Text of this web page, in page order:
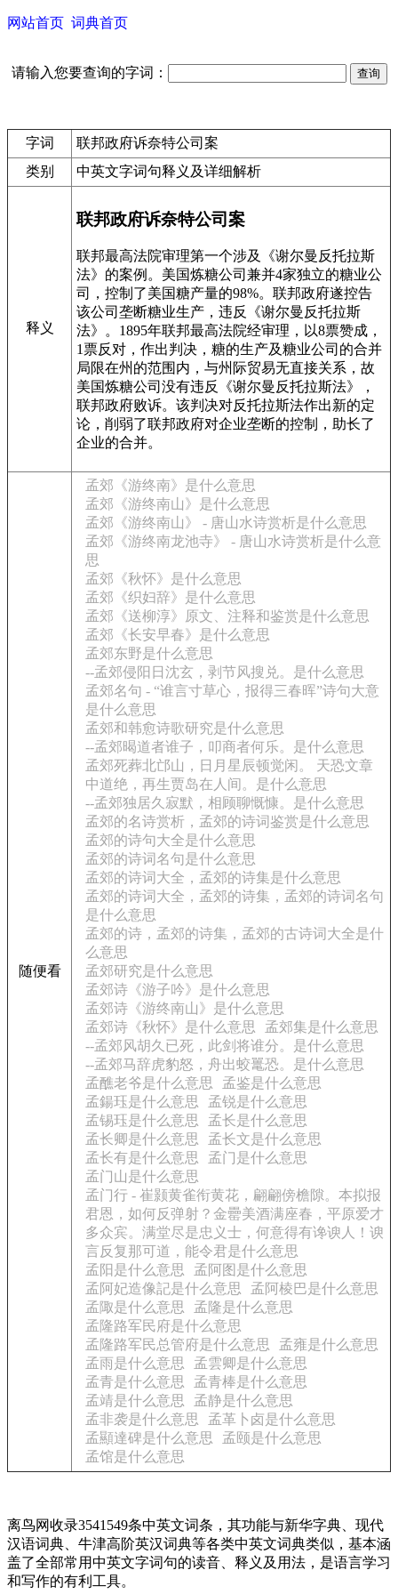
网站首页 词典首页
请输入您要查询的字词：
字词
联邦政府诉奈特公司案
类别
中英文字词句释义及详细解析
释义
联邦政府诉奈特公司案
联邦最高法院审理第一个涉及《谢尔曼反托拉斯
法》的案例。美国炼糖公司兼并4家独立的糖业公
司，控制了美国糖产量的98%。联邦政府遂控告
该公司垄断糖业生产，违反《谢尔曼反托拉斯
法》。1895年联邦最高法院经审理，以8票赞成，
1票反对，作出判决，糖的生产及糖业公司的合并
局限在州的范围内，与州际贸易无直接关系，故
美国炼糖公司没有违反《谢尔曼反托拉斯法》，
联邦政府败诉。该判决对反托拉斯法作出新的定
论，削弱了联邦政府对企业垄断的控制，助长了
企业的合并。
随便看
孟郊《游终南》是什么意思
孟郊《游终南山》是什么意思
孟郊《游终南山》 - 唐山水诗赏析是什么意思
孟郊《游终南龙池寺》 - 唐山水诗赏析是什么意
思
孟郊《秋怀》是什么意思
孟郊《织妇辞》是什么意思
孟郊《送柳淳》原文、注释和鉴赏是什么意思
孟郊《长安早春》是什么意思
孟郊东野是什么意思
--孟郊侵阳日沈玄，剥节风搜兑。是什么意思
孟郊名句 - “谁言寸草心，报得三春晖”诗句大意
是什么意思
孟郊和韩愈诗歌研究是什么意思
--孟郊暍道者谁子，叩商者何乐。是什么意思
孟郊死葬北邙山，日月星辰顿觉闲。 天恐文章
中道绝，再生贾岛在人间。是什么意思
--孟郊独居久寂默，相顾聊慨慷。是什么意思
孟郊的名诗赏析，孟郊的诗词鉴赏是什么意思
孟郊的诗句大全是什么意思
孟郊的诗词名句是什么意思
孟郊的诗词大全，孟郊的诗集是什么意思
孟郊的诗词大全，孟郊的诗集，孟郊的诗词名句
是什么意思
孟郊的诗，孟郊的诗集，孟郊的古诗词大全是什
么意思
孟郊研究是什么意思
孟郊诗《游子吟》是什么意思
孟郊诗《游终南山》是什么意思
孟郊诗《秋怀》是什么意思
孟郊集是什么意思
--孟郊风胡久已死，此剑将谁分。是什么意思
--孟郊马辞虎豹怒，舟出蛟鼍恐。是什么意思
孟醮老爷是什么意思
孟鉴是什么意思
孟鍚珏是什么意思
孟锐是什么意思
孟锡珏是什么意思
孟长是什么意思
孟长卿是什么意思
孟长文是什么意思
孟长有是什么意思
孟门是什么意思
孟门山是什么意思
孟门行 - 崔颢黄雀衔黄花，翩翩傍檐隙。本拟报
君恩，如何反弹射？金罍美酒满座春，平原爱才
多众宾。满堂尽是忠义士，何意得有谗谀人！谀
言反复那可道，能令君是什么意思
孟阳是什么意思
孟阿图是什么意思
孟阿妃造像記是什么意思
孟阿棱巴是什么意思
孟陬是什么意思
孟隆是什么意思
孟隆路军民府是什么意思
孟隆路军民总管府是什么意思
孟雍是什么意思
孟雨是什么意思
孟雲卿是什么意思
孟青是什么意思
孟青棒是什么意思
孟靖是什么意思
孟静是什么意思
孟非袭是什么意思
孟革卜卤是什么意思
孟顯達碑是什么意思
孟颐是什么意思
孟馆是什么意思
离鸟网收录3541549条中英文词条，其功能与新华字典、现代
汉语词典、牛津高阶英汉词典等各类中英文词典类似，基本涵
盖了全部常用中英文字词句的读音、释义及用法，是语言学习
和写作的有利工具。